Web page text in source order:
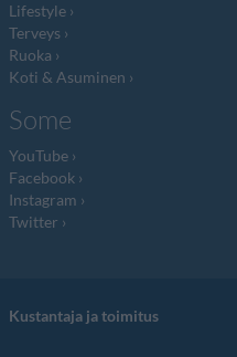
Lifestyle
Terveys
Ruoka
Koti & Asuminen
Some
YouTube
Facebook
Instagram
Twitter
Kustantaja ja toimitus